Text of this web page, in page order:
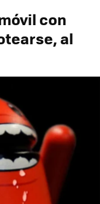
con
al